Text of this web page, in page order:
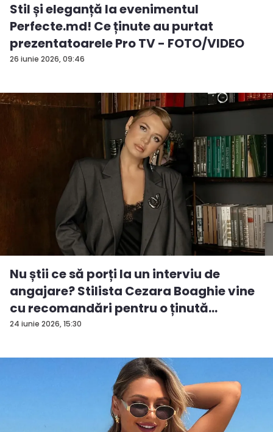
26 iunie 2026, 09:46
Stil și eleganță la evenimentul
Perfecte.md! Ce ținute au purtat
prezentatoarele Pro TV - FOTO/VIDEO
24 iunie 2026, 15:30
Nu știi ce să porți la un interviu de
angajare? Stilista Cezara Boaghie vine
cu recomandări pentru o ținută
potrivită - VIDEO